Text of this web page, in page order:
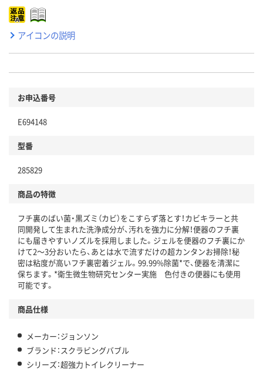
アイコンの説明
お申込番号
E694148
型番
285829
商品の特徴
フチ裏のばい菌・黒ズミ（カビ）をこすらず落とす！カビキラーと共
同開発して生まれた洗浄成分が、汚れを強力に分解！便器のフチ裏
にも届きやすいノズルを採用しました。ジェルを便器のフチ裏にか
けて2～3分おいたら、あとは水で流すだけの超カンタンお掃除！秘
密は粘度が高いフチ裏密着ジェル。99.99%除菌*で、便器を清潔に
保ちます。*衛生微生物研究センター実施 色付きの便器にも使用
可能です。
商品仕様
メーカー：ジョンソン
ブランド：スクラビングバブル
シリーズ：超強力トイレクリーナー